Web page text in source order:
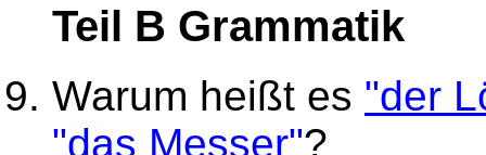
Teil B Grammatik
Warum heißt es "der
"das Messer"?